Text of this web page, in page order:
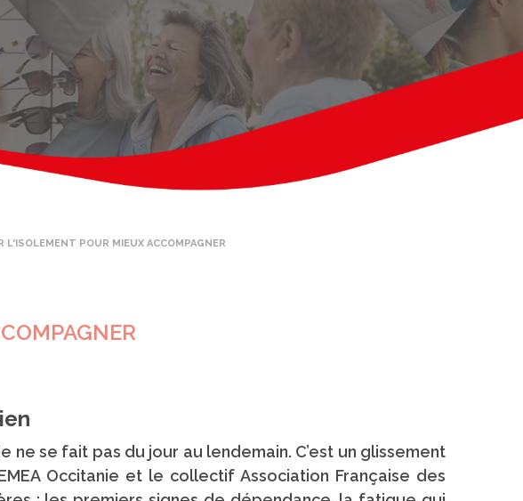
L'ISOLEMENT POUR MIEUX ACCOMPAGNER
se fait pas du jour au lendemain. C’est un glissement
Occitanie et le collectif Association Française des